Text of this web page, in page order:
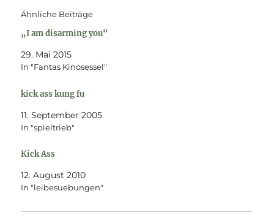
Ähnliche Beiträge
„I am disarming you“
29. Mai 2015
In "Fantas Kinosessel"
kick ass kung fu
11. September 2005
In "spieltrieb"
Kick Ass
12. August 2010
In "leibesuebungen"